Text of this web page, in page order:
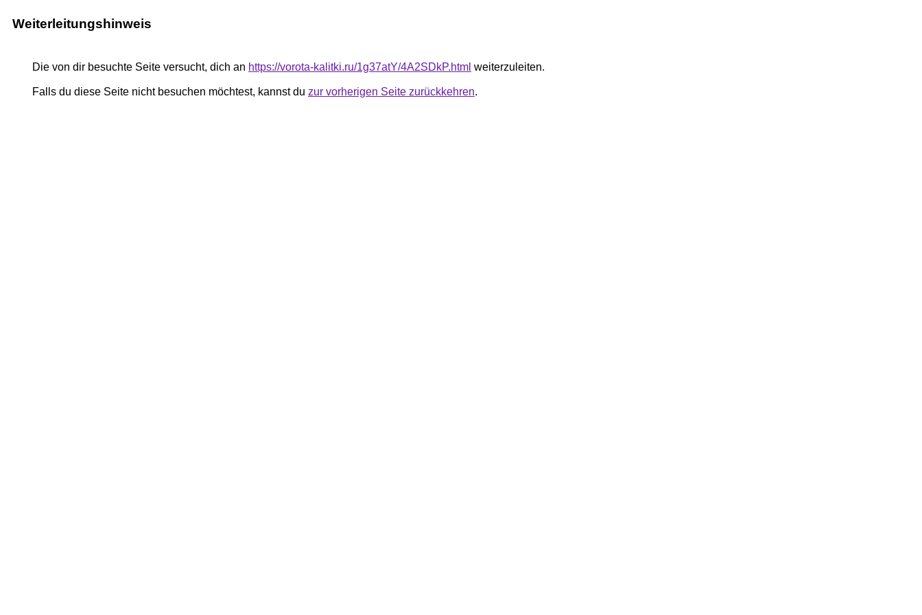
Weiterleitungshinweis
Die von dir besuchte Seite versucht, dich an https://vorota-kalitki.ru/1g37atY/4A2SDkP.html weiterzuleiten.
Falls du diese Seite nicht besuchen möchtest, kannst du zur vorherigen Seite zurückkehren.